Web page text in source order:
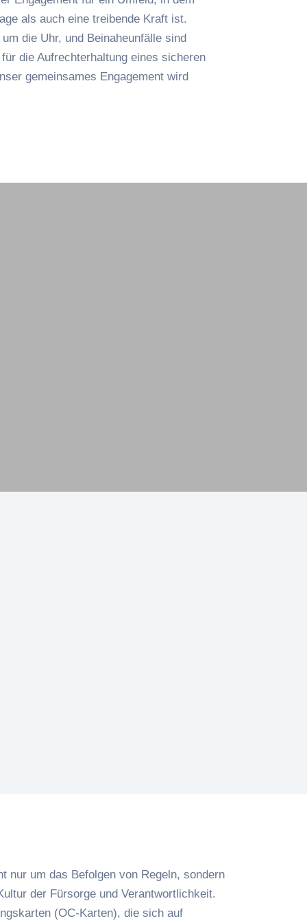
als auch eine treibende Kraft ist.
die Uhr, und Beinaheunfälle sind
die Aufrechterhaltung eines sicheren
gemeinsames Engagement wird
nur um das Befolgen von Regeln, sondern
der Fürsorge und Verantwortlichkeit.
(OC-Karten), die sich auf